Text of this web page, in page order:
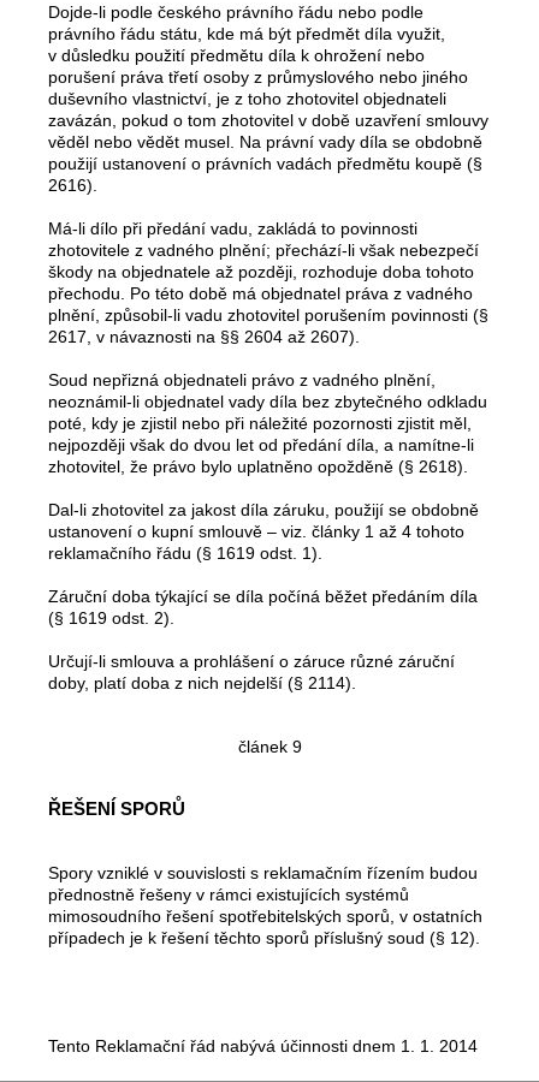
Dojde-li podle českého právního řádu nebo podle
právního řádu státu, kde má být předmět díla využit,
v důsledku použití předmětu díla k ohrožení nebo
porušení práva třetí osoby z průmyslového nebo jiného
duševního vlastnictví, je z toho zhotovitel objednateli
zavázán, pokud o tom zhotovitel v době uzavření smlouvy
věděl nebo vědět musel. Na právní vady díla se obdobně
použijí ustanovení o právních vadách předmětu koupě (§
2616).
Má-li dílo při předání vadu, zakládá to povinnosti
zhotovitele z vadného plnění; přechází-li však nebezpečí
škody na objednatele až později, rozhoduje doba tohoto
přechodu. Po této době má objednatel práva z vadného
plnění, způsobil-li vadu zhotovitel porušením povinnosti (§
2617, v návaznosti na §§ 2604 až 2607).
Soud nepřizná objednateli právo z vadného plnění,
neoznámil-li objednatel vady díla bez zbytečného odkladu
poté, kdy je zjistil nebo při náležité pozornosti zjistit měl,
nejpozději však do dvou let od předání díla, a namítne-li
zhotovitel, že právo bylo uplatněno opožděně (§ 2618).
Dal-li zhotovitel za jakost díla záruku, použijí se obdobně
ustanovení o kupní smlouvě – viz. články 1 až 4 tohoto
reklamačního řádu (§ 1619 odst. 1).
Záruční doba týkající se díla počíná běžet předáním díla
(§ 1619 odst. 2).
Určují-li smlouva a prohlášení o záruce různé záruční
doby, platí doba z nich nejdelší (§ 2114).
článek 9
ŘEŠENÍ SPORŮ
Spory vzniklé v souvislosti s reklamačním řízením budou
přednostně řešeny v rámci existujících systémů
mimosoudního řešení spotřebitelských sporů, v ostatních
případech je k řešení těchto sporů příslušný soud (§ 12).
Tento Reklamační řád nabývá účinnosti dnem 1. 1. 2014